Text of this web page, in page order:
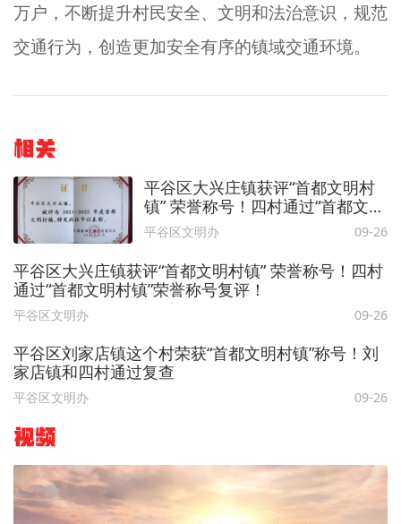
万户，不断提升村民安全、文明和法治意识，规范
交通行为，创造更加安全有序的镇域交通环境。
相关
平谷区大兴庄镇获评“首都文明村
镇” 荣誉称号！四村通过“首都文明
村镇”荣誉称号复评！
平谷区文明办 09-26
平谷区大兴庄镇获评“首都文明村镇” 荣誉称号！四村
通过“首都文明村镇”荣誉称号复评！
平谷区文明办 09-26
平谷区刘家店镇这个村荣获“首都文明村镇”称号！刘
家店镇和四村通过复查
平谷区文明办 09-26
视频